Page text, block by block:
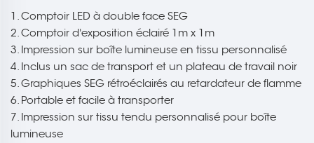
1. Comptoir LED à double face SEG
2. Comptoir d'exposition éclairé 1m x 1m
3. Impression sur boîte lumineuse en tissu personnalisé
4. Inclus un sac de transport et un plateau de travail noir
5. Graphiques SEG rétroéclairés au retardateur de flamme
6. Portable et facile à transporter
7. Impression sur tissu tendu personnalisé pour boîte
lumineuse